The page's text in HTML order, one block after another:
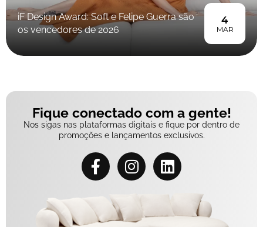
iF Design Award: Soft e Felipe Guerra são
os vencedores de 2026
4
MAR
Fique conectado com a gente!
Nos sigas nas plataformas digitais e fique por dentro de
promoções e lançamentos exclusivos.